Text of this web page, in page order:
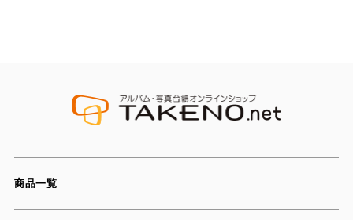
商品一覧